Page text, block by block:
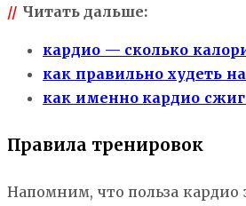
// Читать дальше:
кардио — сколько
как правильно худеть
как именно кардио
Правила тренировок
Напомним, что польза кардио